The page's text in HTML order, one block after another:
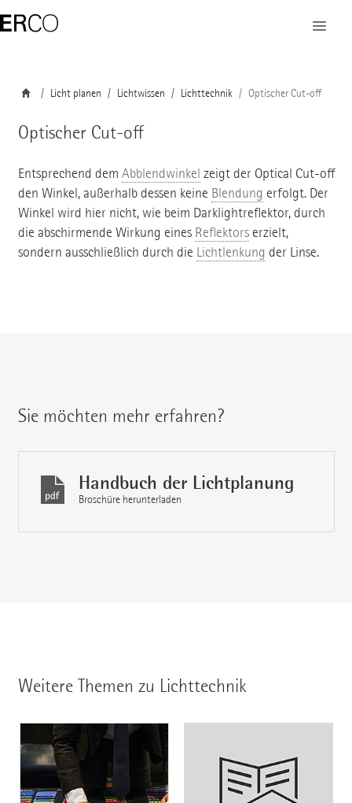
Licht planen Lichtwissen Lichttechnik Optischer Cut-off
Optischer Cut-off
Entsprechend dem Abblendwinkel zeigt der Optical Cut-off
den Winkel, außerhalb dessen keine Blendung erfolgt. Der
Winkel wird hier nicht, wie beim Darklightreflektor, durch
die abschirmende Wirkung eines Reflektorserzielt,
sondern ausschließlich durch die Lichtlenkung der Linse.
Sie möchten mehr erfahren?
Handbuch der Lichtplanung
Broschüre herunterladen
Weitere Themen zu Lichttechnik